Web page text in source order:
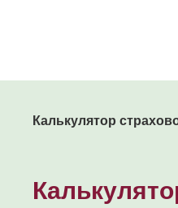
Калькулятор